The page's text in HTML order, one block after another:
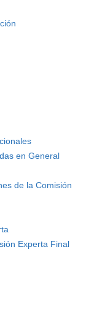
en General
de la Comisión
Experta Final